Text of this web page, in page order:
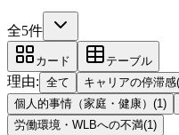
全5件
カード テーブル
理由: 全て キャリアの停滞感(
個人的事情（家庭・健康） (1)
労働環境・WLBへの不満(1)